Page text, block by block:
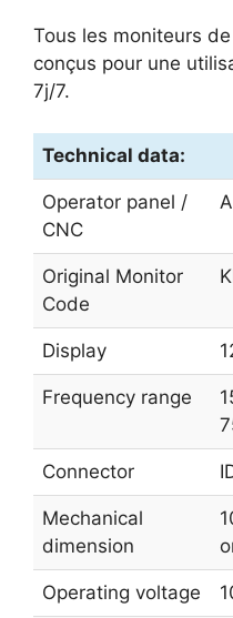
Tous les moniteurs
conçus pour une
7j/7.
Technical data:
Operator panel /
CNC
Original Monitor
Code
Display
Frequency range
Connector
Mechanical
dimension
Operating voltage